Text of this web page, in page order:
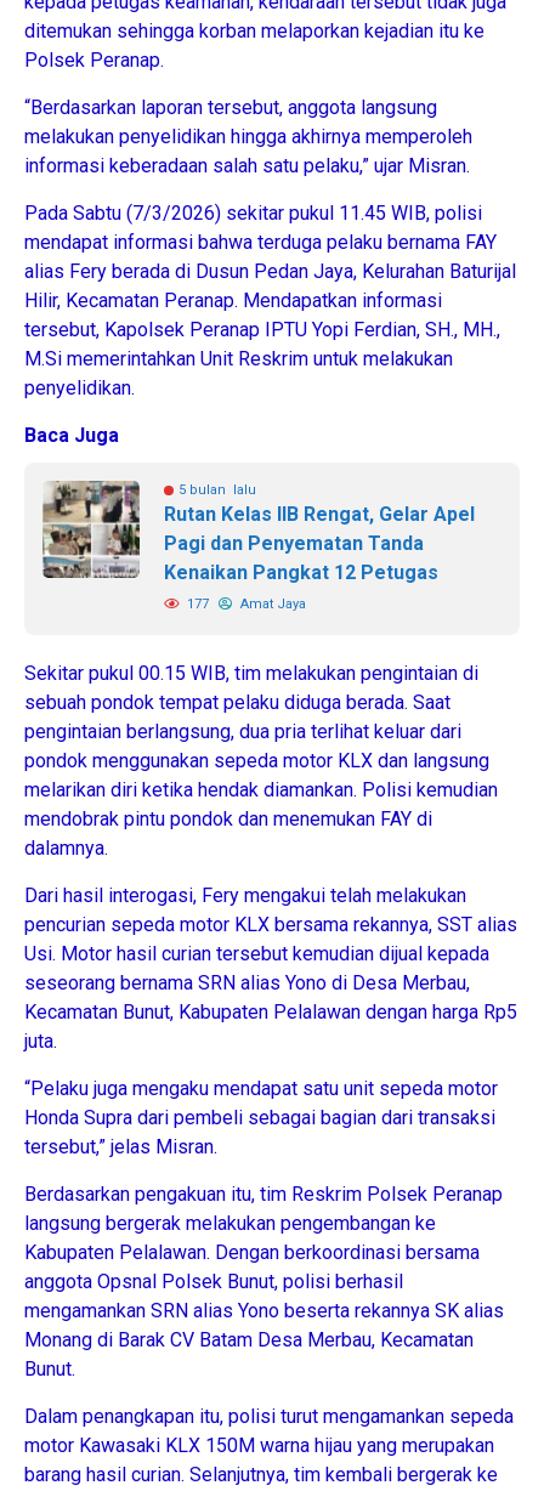
ditemukan sehingga korban melaporkan kejadian itu ke
Polsek Peranap.
“Berdasarkan laporan tersebut, anggota langsung
melakukan penyelidikan hingga akhirnya memperoleh
informasi keberadaan salah satu pelaku,” ujar Misran.
Pada Sabtu (7/3/2026) sekitar pukul 11.45 WIB, polisi
mendapat informasi bahwa terduga pelaku bernama FAY
alias Fery berada di Dusun Pedan Jaya, Kelurahan Baturijal
Hilir, Kecamatan Peranap. Mendapatkan informasi
tersebut, Kapolsek Peranap IPTU Yopi Ferdian, SH., MH.,
M.Si memerintahkan Unit Reskrim untuk melakukan
penyelidikan.
Baca Juga
5 bulan lalu
Rutan Kelas llB Rengat, Gelar Apel
Pagi dan Penyematan Tanda
Kenaikan Pangkat 12 Petugas
177 Amat Jaya
Sekitar pukul 00.15 WIB, tim melakukan pengintaian di
sebuah pondok tempat pelaku diduga berada. Saat
pengintaian berlangsung, dua pria terlihat keluar dari
pondok menggunakan sepeda motor KLX dan langsung
melarikan diri ketika hendak diamankan. Polisi kemudian
mendobrak pintu pondok dan menemukan FAY di
dalamnya.
Dari hasil interogasi, Fery mengakui telah melakukan
pencurian sepeda motor KLX bersama rekannya, SST alias
Usi. Motor hasil curian tersebut kemudian dijual kepada
seseorang bernama SRN alias Yono di Desa Merbau,
Kecamatan Bunut, Kabupaten Pelalawan dengan harga Rp5
juta.
“Pelaku juga mengaku mendapat satu unit sepeda motor
Honda Supra dari pembeli sebagai bagian dari transaksi
tersebut,” jelas Misran.
Berdasarkan pengakuan itu, tim Reskrim Polsek Peranap
langsung bergerak melakukan pengembangan ke
Kabupaten Pelalawan. Dengan berkoordinasi bersama
anggota Opsnal Polsek Bunut, polisi berhasil
mengamankan SRN alias Yono beserta rekannya SK alias
Monang di Barak CV Batam Desa Merbau, Kecamatan
Bunut.
Dalam penangkapan itu, polisi turut mengamankan sepeda
motor Kawasaki KLX 150M warna hijau yang merupakan
barang hasil curian. Selanjutnya, tim kembali bergerak ke